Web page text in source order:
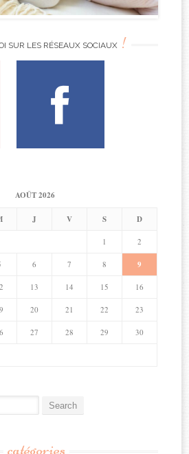
SUR LES RÉSEAUX SOCIAUX !
AOÛT 2026
J V S D
1 2
6 7 8 9
13 14 15 16
20 21 22 23
27 28 29 30
catégories